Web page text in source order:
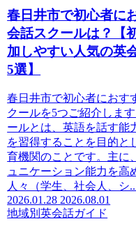
春日井市で初心者に
会話スクールは？【
加しやすい人気の英
5選】
春日井市で初心者におす
クールを5つご紹介しま
ールとは、英語を話す能
を習得することを目的と
育機関のことです。主に
ュニケーション能力を高
人々（学生、社会人、シ
2026.01.28 2026.08.01
地域別英会話ガイド